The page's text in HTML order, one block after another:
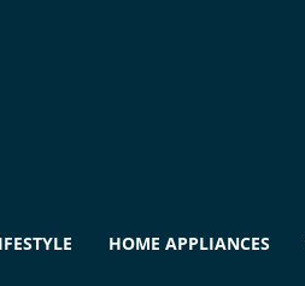
HOME APPLIANCES